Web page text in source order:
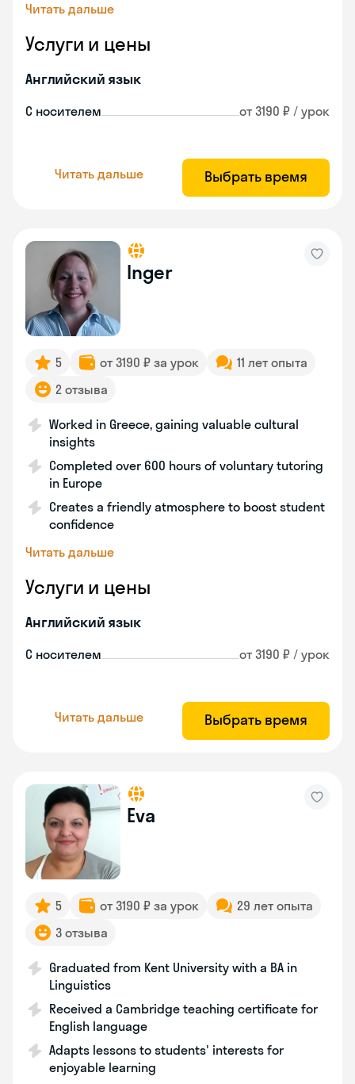
Читать дальше
Услуги и цены
Английский язык
С носителем от 3190 ₽ / урок
Читать дальше Выбрать время
Inger
5 от 3190 ₽ за урок
11 лет опыта
2 отзыва
Worked in Greece, gaining valuable cultural
insights
Completed over 600 hours of voluntary tutoring
in Europe
Creates a friendly atmosphere to boost student
confidence
Читать дальше
Услуги и цены
Английский язык
С носителем от 3190 ₽ / урок
Читать дальше Выбрать время
Eva
5 от 3190 ₽ за урок
29 лет опыта
3 отзыва
Graduated from Kent University with a BA in
Linguistics
Received a Cambridge teaching certificate for
English language
Adapts lessons to students' interests for
enjoyable learning